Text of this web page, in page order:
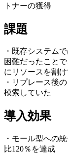
トナーの獲得
課題
・既存システム
困難だったこと
にリソースを割
・リプレース後
模索していた
導入効果
・モール型への
比120％を達成